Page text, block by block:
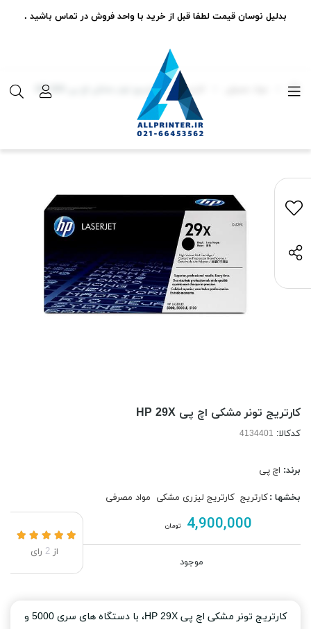
کارتریج کارتریج تونر مشکی اچ پی HP 29X
کارتریج تونر مشکی اچ پی HP 29X
کدکالا:
برند: اچ پی
بخشها :کارتریج کارتریج لیزری مشکی مواد مصرفی
4,900,000 تومان
موجود
از 2 رای
کارتریج تونر مشکی اچ پی HP 29X، با دستگاه های سری 5000 و
بدلیل نوسان قیمت لطفا قبل از خرید با واحد فروش در تماس باشید .